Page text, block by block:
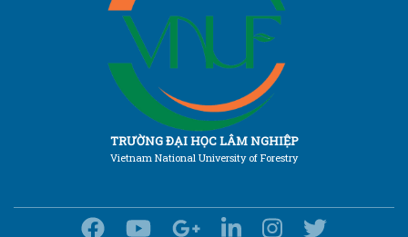
TRƯỜNG ĐẠI HỌC LÂM NGHIỆP
Vietnam National University of Forestry